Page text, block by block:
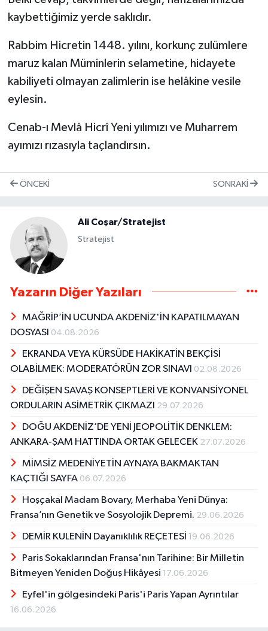
kaybettiğimiz yerde saklıdır.
Rabbim Hicretin 1448. yılını, korkunç zulümlere
maruz kalan Müminlerin selametine, hidayete
kabiliyeti olmayan zalimlerin ise helâkine vesile
eylesin.
Cenab-ı Mevlâ Hicrî Yeni yılımızı ve Muharrem
ayımızı rızasıyla taçlandırsın.
ÖNCEKI SONRAKI
Ali Coşar/Stratejist
Stratejist
Yazarın Diğer Yazıları
MAĞRİP’İN UCUNDA AKDENİZ'İN KAPATILMAYAN
DOSYASI 04.08.2026
EKRANDA VEYA KÜRSÜDE HAKİKATİN BEKÇİSİ
OLABİLMEK: MODERATÖRÜN ZOR SINAVI 02.08.2026
DEĞİŞEN SAVAŞ KONSEPTLERİ VE KONVANSİYONEL
ORDULARIN ASİMETRİK ÇIKMAZI 29.07.2026
DOĞU AKDENİZ’DE YENİ JEOPOLİTİK DENKLEM:
ANKARA-ŞAM HATTINDA ORTAK GELECEK 27.07.2026
MİMSİZ MEDENİYETİN AYNAYA BAKMAKTAN
KAÇTIĞI SAYFA 06.07.2026
Hoşçakal Madam Bovary, Merhaba Yeni Dünya:
Fransa’nın Genetik ve Sosyolojik Depremi. 29.06.2026
DEMİR KULENİN Dayanıklılık REÇETESİ 19.06.2026
Paris Sokaklarından Fransa'nın Tarihine: Bir Milletin
Bitmeyen Yeniden Doğuş Hikâyesi 17.06.2026
Eyfel'in gölgesindeki Paris'i Paris Yapan Ayrıntılar
16.06.2026